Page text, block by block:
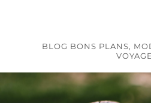
BLOG BONS PLANS,
VOYAGE